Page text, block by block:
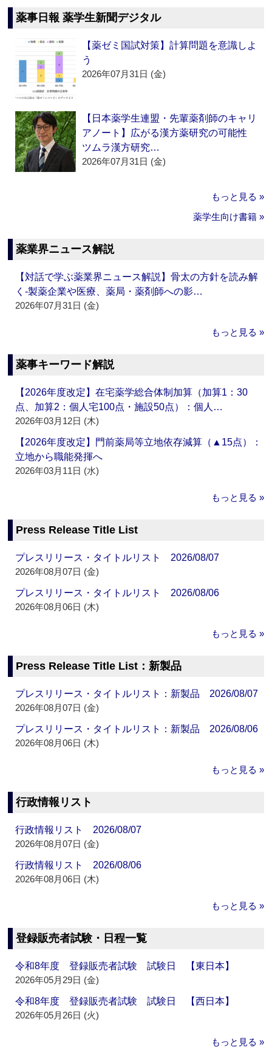
薬事日報 薬学生新聞デジタル
【薬ゼミ国試対策】計算問題を意識しよ
う
2026年07月31日 (金)
【日本薬学生連盟・先輩薬剤師のキャリ
アノート】広がる漢方薬研究の可能性
ツムラ漢方研究…
2026年07月31日 (金)
もっと見る »
薬学生向け書籍 »
薬業界ニュース解説
【対話で学ぶ薬業界ニュース解説】骨太の方針を読み解
く‐製薬企業や医療、薬局・薬剤師への影…
2026年07月31日 (金)
もっと見る »
薬事キーワード解説
【2026年度改定】在宅薬学総合体制加算（加算1：30
点、加算2：個人宅100点・施設50点）：個人…
2026年03月12日 (木)
【2026年度改定】門前薬局等立地依存減算（▲15点）：
立地から職能発揮へ
2026年03月11日 (水)
もっと見る »
Press Release Title List
プレスリリース・タイトルリスト 2026/08/07
2026年08月07日 (金)
プレスリリース・タイトルリスト 2026/08/06
2026年08月06日 (木)
もっと見る »
Press Release Title List：新製品
プレスリリース・タイトルリスト：新製品 2026/08/07
2026年08月07日 (金)
プレスリリース・タイトルリスト：新製品 2026/08/06
2026年08月06日 (木)
もっと見る »
行政情報リスト
行政情報リスト 2026/08/07
2026年08月07日 (金)
行政情報リスト 2026/08/06
2026年08月06日 (木)
もっと見る »
登録販売者試験・日程一覧
令和8年度 登録販売者試験 試験日 【東日本】
2026年05月29日 (金)
令和8年度 登録販売者試験 試験日 【西日本】
2026年05月26日 (火)
もっと見る »